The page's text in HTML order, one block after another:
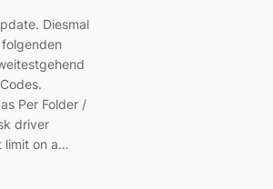
Diesmal
Per Folder /
driver
limit on a…